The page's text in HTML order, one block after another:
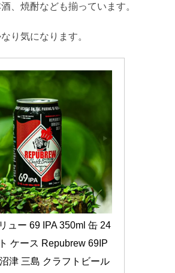
、焼酎なども揃っています。
り気になります。
ュー 69 IPA 350ml 缶 24
ケース Repubrew 69IP
津 三島 クラフトビール